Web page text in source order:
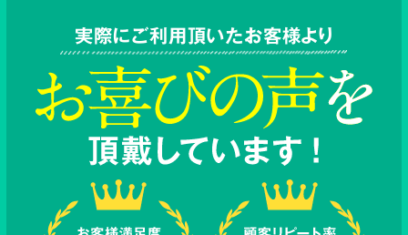
実際にご利用頂いたお客様より